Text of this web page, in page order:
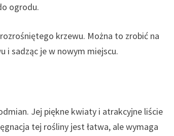
ogrodu.
krzewu. Można to zrobić na
i sadząc je w nowym miejscu.
Jej piękne kwiaty i atrakcyjne liście
tej rośliny jest łatwa, ale wymaga